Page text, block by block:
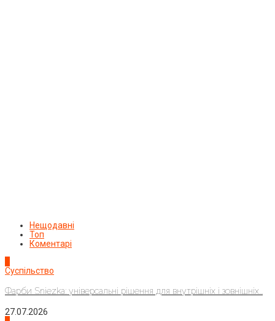
Нещодавні
Топ
Коментарі
Суспільство
Фарби Sniezka: універсальні рішення для внутрішніх і зовнішніх...
27.07.2026